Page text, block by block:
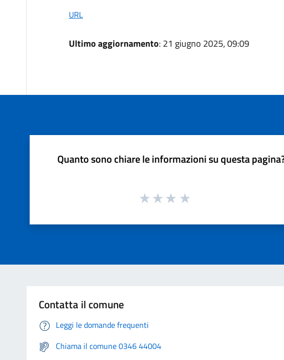
URL
Ultimo aggiornamento: 21 giugno 2025, 09:09
Quanto sono chiare le informazioni su questa
Contatta il comune
Leggi le domande frequenti
Chiama il comune 0346 44004